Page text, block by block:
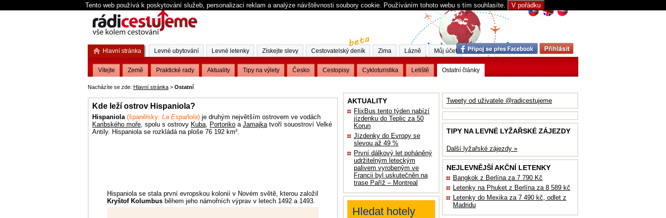
Tento web používá k poskytování služeb, personalizaci reklam a analýze návštěvnosti soubory cookie. Používáním tohoto webu s tím souhlasíte. V pořádku
Nacházíte se zde: Hlavní stránka > Ostatní
Kde leží ostrov Hispaniola?
Hispaniola (španělsky: La Española) je druhým největším ostrovem ve vodách
Karibského moře, spolu s ostrovy Kuba, Portoriko a Jamajkatvoří souostroví Velké
Antily. Hispaniola se rozkládá na ploše 76 192 km².
Hispaniola se stala první evropskou kolonií v Novém světě, kterou založil
Kryštof Kolumbus během jeho námořních výprav v letech 1492 a 1493.
Tweety od uživatele @radicestujeme
TIPY NA LEVNÉ LYŽAŘSKÉ ZÁJEZDY
Další lyžařské zájezdy »
NEJLEVNĚJŠÍ AKČNÍ LETENKY
Bangkok z Berlína za 7 790 Kč
Letenky na Phuket z Berlína za 8 589 kč
Letenky do Mexika za 7 490 kč, odlet z
Madridu
AKTUALITY
FlixBus tento týden nabízí
jízdenku do Teplic za 50
Korun
Jízdenky do Evropy se
slevou až 49 %
První dálkový let poháněný
udržitelným leteckým
palivem vyrobeným ve
Francii byl uskutečněn na
trase Paříž – Montreal
Hledat hotely
Hlavní stránka
Vítejte Země Praktické rady Aktuality Tipy na výlety Česko Cestopisy Cykloturistika Letiště Ostatní články
Levné ubytování Levné letenky Získejte slevy Cestovatelský deník Zima Lázně Můj účet